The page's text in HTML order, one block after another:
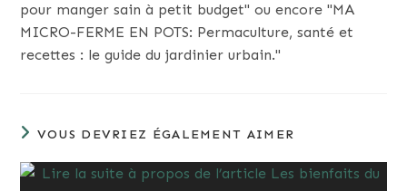
pour manger sain à petit budget" ou encore "MA
MICRO-FERME EN POTS: Permaculture, santé et
recettes : le guide du jardinier urbain."
VOUS DEVRIEZ ÉGALEMENT AIMER